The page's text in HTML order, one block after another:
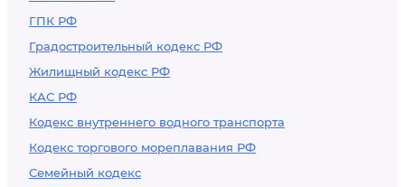
ГПК РФ
Градостроительный кодекс РФ
Жилищный кодекс РФ
КАС РФ
Кодекс внутреннего водного транспорта
Кодекс торгового мореплавания РФ
Семейный кодекс